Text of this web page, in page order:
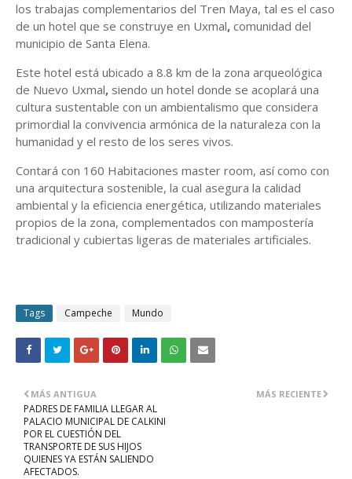
los trabajas complementarios del Tren Maya, tal es el caso
de un hotel que se construye en Uxmal, comunidad del
municipio de Santa Elena.
Este hotel está ubicado a 8.8 km de la zona arqueológica
de Nuevo Uxmal, siendo un hotel donde se acoplará una
cultura sustentable con un ambientalismo que considera
primordial la convivencia armónica de la naturaleza con la
humanidad y el resto de los seres vivos.
Contará con 160 Habitaciones master room, así como con
una arquitectura sostenible, la cual asegura la calidad
ambiental y la eficiencia energética, utilizando materiales
propios de la zona, complementados con mampostería
tradicional y cubiertas ligeras de materiales artificiales.
Tags Campeche Mundo
MÁS RECIENTE
MÁS ANTIGUA
PADRES DE FAMILIA LLEGAR AL
PALACIO MUNICIPAL DE CALKINI
POR EL CUESTIÓN DEL
TRANSPORTE DE SUS HIJOS
QUIENES YA ESTÁN SALIENDO
AFECTADOS.